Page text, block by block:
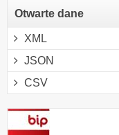
Otwarte dane
XML
JSON
CSV